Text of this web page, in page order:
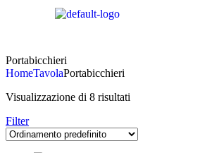
Portabicchieri
HomeTavolaPortabicchieri
Visualizzazione di 8 risultati
Filter